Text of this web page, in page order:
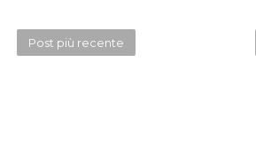
Post più recente